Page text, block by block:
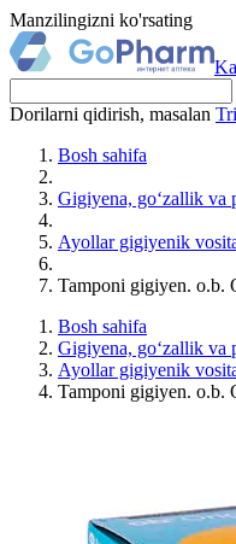
Manzilingizni ko'rsating
Dorilarni qidirish, masalan
Bosh sahifa
Gigiyena, go‘zallik va
Ayollar gigiyenik
Tamponi gigiyen.
Bosh sahifa
Gigiyena, go‘zallik va
Ayollar gigiyenik
Tamponi gigiyen.